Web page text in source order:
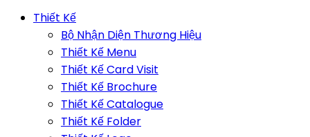
Thiết Kế
Bộ Nhận Diện Thương Hiệu
Thiết Kế Menu
Thiết Kế Card Visit
Thiết Kế Brochure
Thiết Kế Catalogue
Thiết Kế Folder